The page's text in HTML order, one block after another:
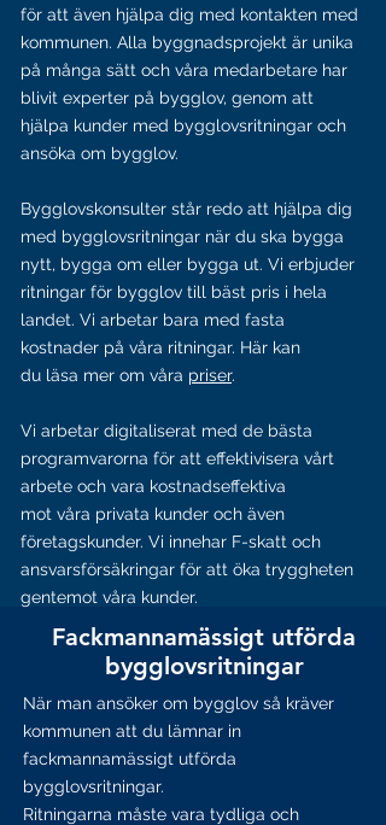
Fackmannamässigt utförda
bygglovsritningar
När man ansöker om bygglov så kräver
kommunen att du lämnar in
fackmannamässigt utförda
bygglovsritningar.
Ritningarna måste vara tydliga och
för att även hjälpa dig med kontakten med
kommunen. Alla byggnadsprojekt är unika
på många sätt och våra medarbetare har
blivit experter på bygglov, genom att
hjälpa kunder med bygglovsritningar och
ansöka om bygglov.
Bygglovskonsulter står redo att hjälpa dig
med bygglovsritningar när du ska bygga
nytt, bygga om eller bygga ut. Vi erbjuder
ritningar för bygglov till bäst pris i hela
landet. Vi arbetar bara med fasta
kostnader på våra ritningar. Här kan
du läsa mer om våra priser.
Vi arbetar digitaliserat med de bästa
programvarorna för att effektivisera vårt
arbete och vara kostnadseffektiva
mot våra privata kunder och även
företagskunder. Vi innehar F-skatt och
ansvarsförsäkringar för att öka tryggheten
gentemot våra kunder.